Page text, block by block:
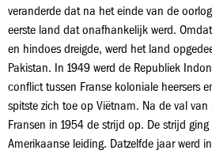
veranderde dat na het einde van de
eerste land dat onafhankelijk werd.
en hindoes dreigde, werd het land
Pakistan. In 1949 werd de Republiek
conflict tussen Franse koloniale heersers
spitste zich toe op Viëtnam. Na de val
Fransen in 1954 de strijd op. De strijd
Amerikaanse leiding. Datzelfde jaar werd